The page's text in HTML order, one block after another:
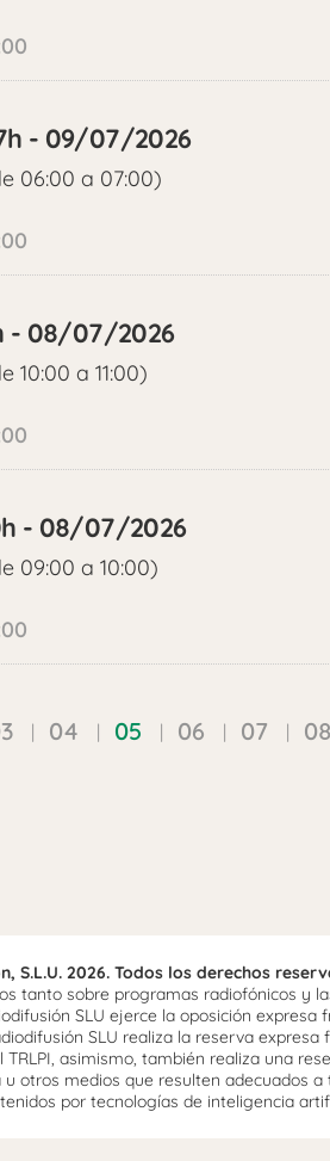
- 09/07/2026
06:00 a 07:00)
- 08/07/2026
10:00 a 11:00)
- 08/07/2026
09:00 a 10:00)
04 05 06 07 08
S.L.U. 2026. Todos los derechos
tanto sobre programas radiofónicos y
SLU ejerce la oposición
SLU realiza la reserva
TRLPI, asimismo, también realiza una
otros medios que resulten adecuados
por tecnologías de inteligencia